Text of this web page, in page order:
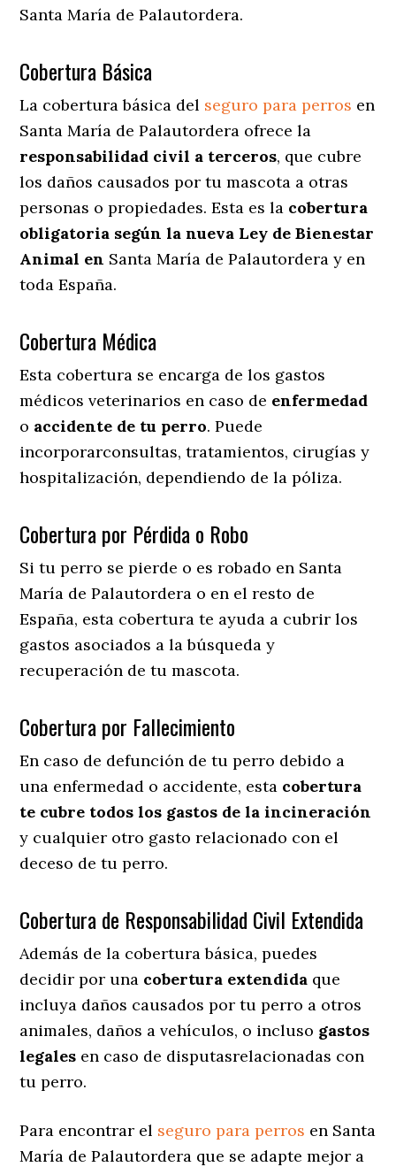
Santa María de Palautordera.
Cobertura Básica
La cobertura básica del seguro para perros en
Santa María de Palautordera ofrece la
responsabilidad civil a terceros, que cubre
los daños causados por tu mascota a otras
personas o propiedades. Esta es la cobertura
obligatoria según la nueva Ley de Bienestar
Animal en Santa María de Palautordera y en
toda España.
Cobertura Médica
Esta cobertura se encarga de los gastos
médicos veterinarios en caso de enfermedad
o accidente de tu perro. Puede
incorporarconsultas, tratamientos, cirugías y
hospitalización, dependiendo de la póliza.
Cobertura por Pérdida o Robo
Si tu perro se pierde o es robado en Santa
María de Palautordera o en el resto de
España, esta cobertura te ayuda a cubrir los
gastos asociados a la búsqueda y
recuperación de tu mascota.
Cobertura por Fallecimiento
En caso de defunción de tu perro debido a
una enfermedad o accidente, esta cobertura
te cubre todos los gastos de la incineración
y cualquier otro gasto relacionado con el
deceso de tu perro.
Cobertura de Responsabilidad Civil Extendida
Además de la cobertura básica, puedes
decidir por una cobertura extendida que
incluya daños causados por tu perro a otros
animales, daños a vehículos, o incluso gastos
legales en caso de disputasrelacionadas con
tu perro.
Para encontrar el seguro para perros en Santa
María de Palautordera que se adapte mejor a